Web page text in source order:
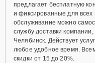
предлагает бесплатную
и фиксированные для всех
обслуживание можно
службу доставки
Челябинск. Действует
любое удобное время.
скидки от 15 до 20%.